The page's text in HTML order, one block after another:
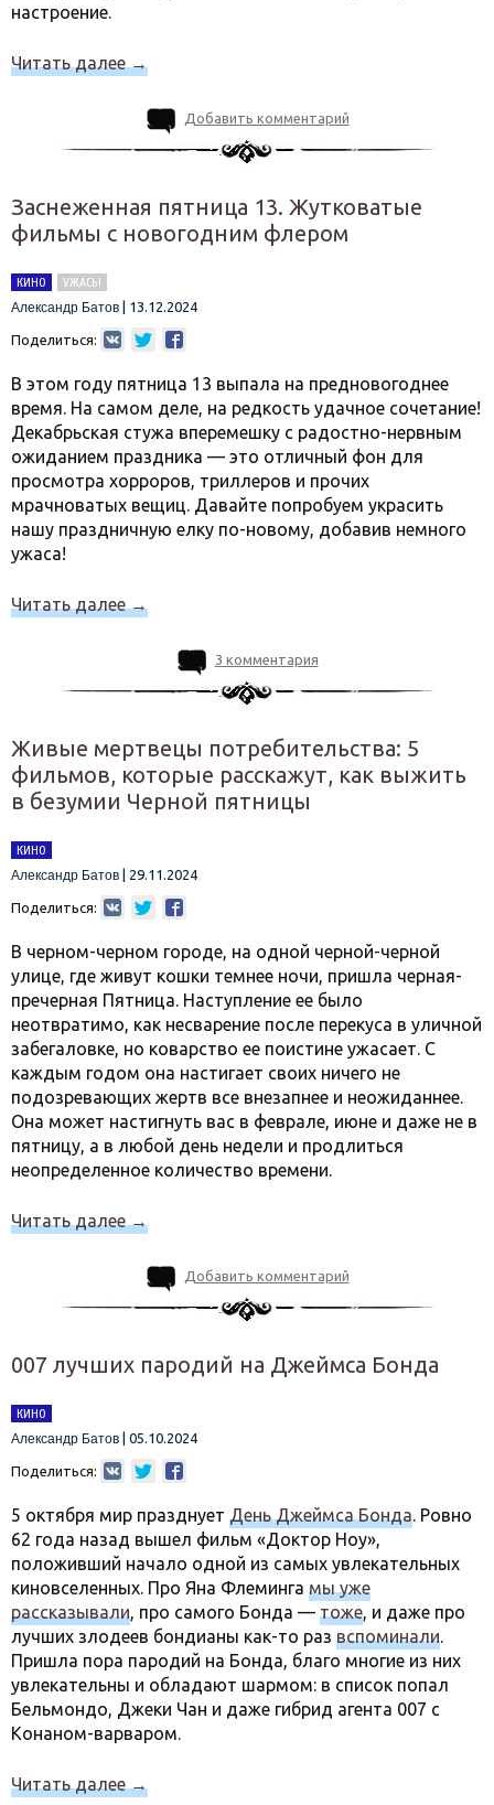
настроение.
Читать далее→
Добавить комментарий
Заснеженная пятница 13. Жутковатые
фильмы с новогодним флером
КИНО
УЖАСЫ
Александр Батов
13.12.2024
Поделиться:
В этом году пятница 13 выпала на предновогоднее
время. На самом деле, на редкость удачное сочетание!
Декабрьская стужа вперемешку с радостно-нервным
ожиданием праздника — это отличный фон для
просмотра хорроров, триллеров и прочих
мрачноватых вещиц. Давайте попробуем украсить
нашу праздничную елку по-новому, добавив немного
ужаса!
Читать далее→
3 комментария
Живые мертвецы потребительства: 5
фильмов, которые расскажут, как выжить
в безумии Черной пятницы
КИНО
Александр Батов
29.11.2024
Поделиться:
В черном-черном городе, на одной черной-черной
улице, где живут кошки темнее ночи, пришла черная-
пречерная Пятница. Наступление ее было
неотвратимо, как несварение после перекуса в уличной
забегаловке, но коварство ее поистине ужасает. С
каждым годом она настигает своих ничего не
подозревающих жертв все внезапнее и неожиданнее.
Она может настигнуть вас в феврале, июне и даже не в
пятницу, а в любой день недели и продлиться
неопределенное количество времени.
Читать далее→
Добавить комментарий
007 лучших пародий на Джеймса Бонда
КИНО
Александр Батов
05.10.2024
Поделиться:
5 октября мир празднует День Джеймса Бонда. Ровно
62 года назад вышел фильм «Доктор Ноу»,
положивший начало одной из самых увлекательных
киновселенных. Про Яна Флеминга мы уже
рассказывали, про самого Бонда — тоже, и даже про
лучших злодеев бондианы как-то раз вспоминали.
Пришла пора пародий на Бонда, благо многие из них
увлекательны и обладают шармом: в список попал
Бельмондо, Джеки Чан и даже гибрид агента 007 с
Конаном-варваром.
Читать далее→